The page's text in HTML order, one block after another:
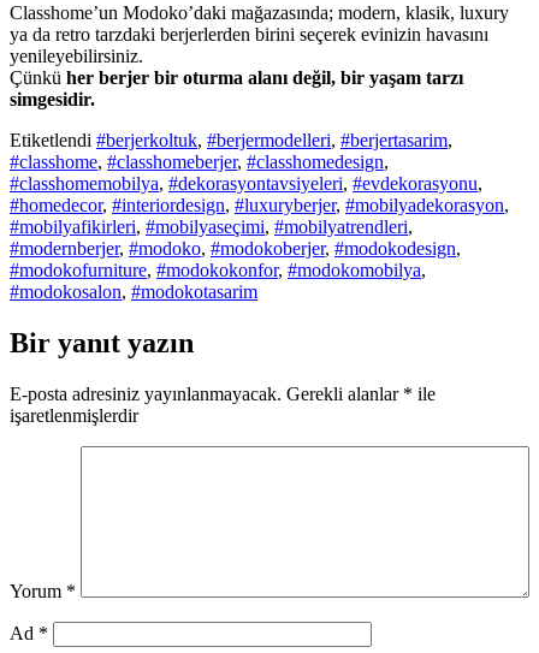
Classhome’un Modoko’daki mağazasında; modern, klasik, luxury
ya da retro tarzdaki berjerlerden birini seçerek evinizin havasını
yenileyebilirsiniz.
Çünkü her berjer bir oturma alanı değil, bir yaşam tarzı
simgesidir.
Etiketlendi #berjerkoltuk, #berjermodelleri, #berjertasarim,
#classhome, #classhomeberjer, #classhomedesign,
#classhomemobilya, #dekorasyontavsiyeleri, #evdekorasyonu,
#homedecor, #interiordesign, #luxuryberjer, #mobilyadekorasyon,
#mobilyafikirleri, #mobilyaseçimi, #mobilyatrendleri,
#modernberjer, #modoko, #modokoberjer, #modokodesign,
#modokofurniture, #modokokonfor, #modokomobilya,
#modokosalon, #modokotasarim
Bir yanıt yazın
E-posta adresiniz yayınlanmayacak. Gerekli alanlar * ile
işaretlenmişlerdir
Yorum *
Ad *